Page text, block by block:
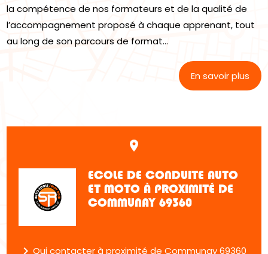
la compétence de nos formateurs et de la qualité de
l’accompagnement proposé à chaque apprenant, tout
au long de son parcours de format...
En savoir plus
place
ECOLE DE CONDUITE AUTO
ET MOTO À PROXIMITÉ DE
COMMUNAY 69360
navigate_nextQui contacter à proximité de Communay 69360